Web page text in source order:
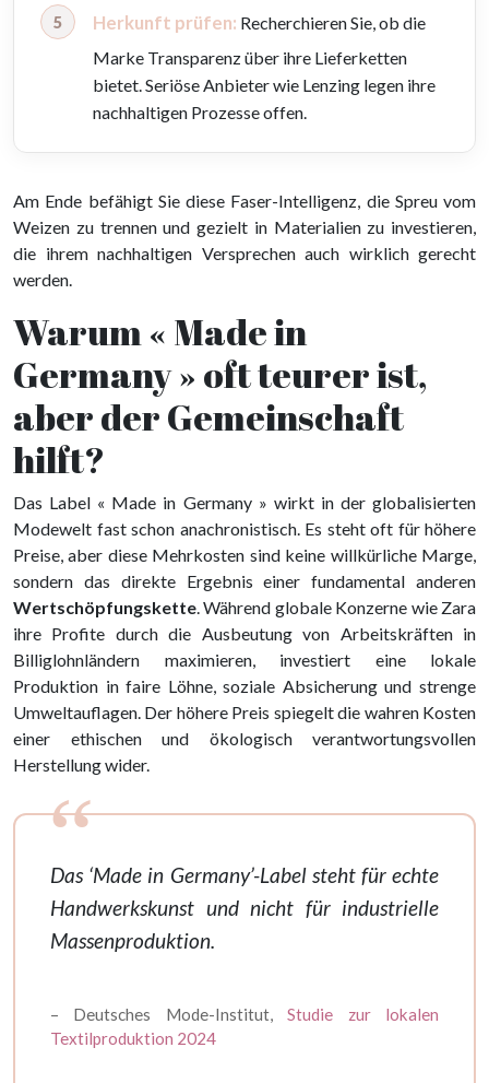
Herkunft prüfen: Recherchieren Sie, ob die
Marke Transparenz über ihre Lieferketten
bietet. Seriöse Anbieter wie Lenzing legen ihre
nachhaltigen Prozesse offen.
Am Ende befähigt Sie diese Faser-Intelligenz, die Spreu vom
Weizen zu trennen und gezielt in Materialien zu investieren,
die ihrem nachhaltigen Versprechen auch wirklich gerecht
werden.
Warum « Made in
Germany » oft teurer ist,
aber der Gemeinschaft
hilft?
Das Label « Made in Germany » wirkt in der globalisierten
Modewelt fast schon anachronistisch. Es steht oft für höhere
Preise, aber diese Mehrkosten sind keine willkürliche Marge,
sondern das direkte Ergebnis einer fundamental anderen
Wertschöpfungskette. Während globale Konzerne wie Zara
ihre Profite durch die Ausbeutung von Arbeitskräften in
Billiglohnländern maximieren, investiert eine lokale
Produktion in faire Löhne, soziale Absicherung und strenge
Umweltauflagen. Der höhere Preis spiegelt die wahren Kosten
einer ethischen und ökologisch verantwortungsvollen
Herstellung wider.
Das ‘Made in Germany’-Label steht für echte
Handwerkskunst und nicht für industrielle
Massenproduktion.
– Deutsches Mode-Institut,Studie zur lokalen
Textilproduktion 2024